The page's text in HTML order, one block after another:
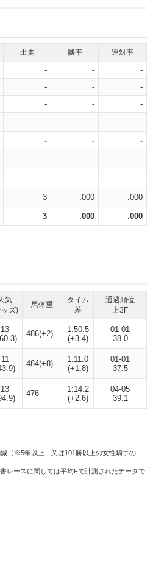
出走 勝率 連対率
- -
-
- -
-
- -
-
- - -
- - -
- - -
- - -
3 .000 .000
3 .000 .000
気
ズ)
馬体重
タイム
差
通過順位
上3F
13
486(+2)
1:50.5
(+3.4)
01-01
38.0
11
484(+8)
1:11.0
(+1.8)
01-01
37.5
13
476
1:14.2
(+2.6)
04-05
39.1
減（※5年以上、又は101勝以上の女性騎手の
レースに関しては平均Fで計測されたデータで